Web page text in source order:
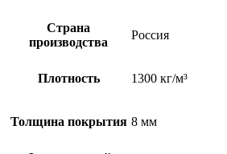
Страна
производства
Россия
Плотность 1300 кг/м³
Толщина покрытия 8 мм